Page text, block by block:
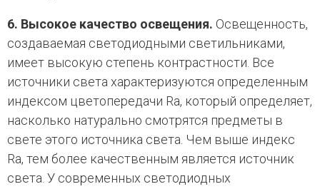
6. Высокое качество освещения. Освещенность,
создаваемая светодиодными светильниками,
имеет высокую степень контрастности. Все
источники света характеризуются определенным
индексом цветопередачи Ra, который определяет,
насколько натурально смотрятся предметы в
свете этого источника света. Чем выше индекс
Ra, тем более качественным является источник
света. У современных светодиодных